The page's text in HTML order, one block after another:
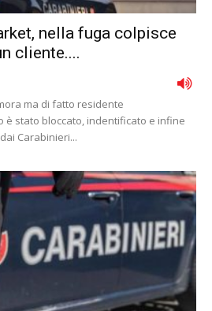
nella fuga colpisce
cliente....
ma di fatto residente
è stato bloccato, indentificato e infine
Carabinieri...